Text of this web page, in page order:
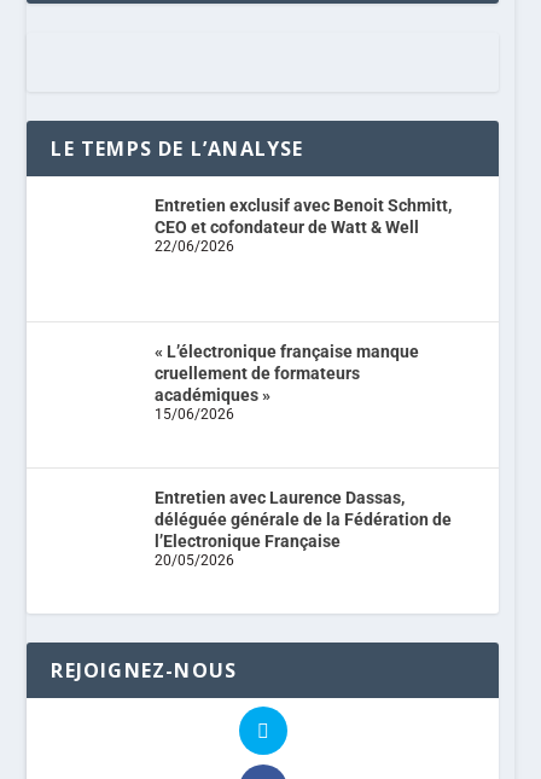
LE TEMPS DE L’ANALYSE
Entretien exclusif avec Benoit Schmitt,
CEO et cofondateur de Watt & Well
22/06/2026
« L’électronique française manque
cruellement de formateurs
académiques »
15/06/2026
Entretien avec Laurence Dassas,
déléguée générale de la Fédération de
l’Electronique Française
20/05/2026
REJOIGNEZ-NOUS